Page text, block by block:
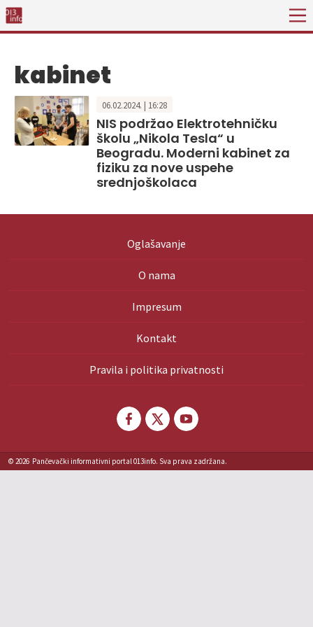
kabinet
06.02.2024. | 16:28
NIS podržao Elektrotehničku
školu „Nikola Tesla“ u
Beogradu. Moderni kabinet za
fiziku za nove uspehe
srednjoškolaca
Oglašavanje
O nama
Impresum
Kontakt
Pravila i politika privatnosti
© 2026 Pančevački informativni portal 013info. Sva prava zadržana.